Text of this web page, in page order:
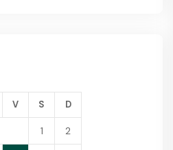
V S D
1 2